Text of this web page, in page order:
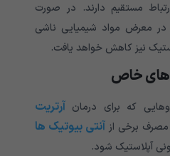
مستقیم دارند. در صورت
در معرض مواد شیمیایی ناشی
نیز کاهش خواهد یافت.
خاص
که برای درمان آرتریت
مصرف برخی از آنتی بیوتیک ها
آپلاستیک شود.